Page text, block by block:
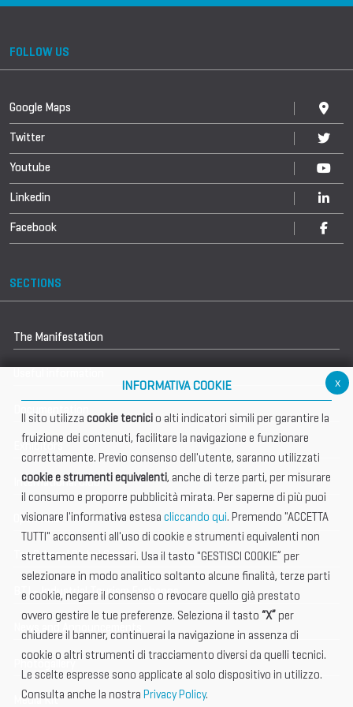
FOLLOW US
Google Maps
Twitter
Youtube
Linkedin
Facebook
SECTIONS
The Manifestation
Exhibitors
International Club
Open Hub
Tax & Legal Global Services
BTI - Industrial Tourism Exchange
News and Announcements
Photogallery
Media Kit
x
INFORMATIVA COOKIE
Il sito utilizza cookie tecnicio alti indicatori simili per garantire la
fruizione dei contenuti, facilitare la navigazione e funzionare
correttamente. Previo consenso dell'utente, saranno utilizzati
cookie e strumenti equivalenti, anche di terze parti, per misurare
il consumo e proporre pubblicità mirata. Per saperne di più puoi
visionare l'informativa estesa cliccando qui. Premendo "ACCETTA
TUTTI" acconsenti all'uso di cookie e strumenti equivalenti non
strettamente necessari. Usa il tasto "GESTISCI COOKIE” per
selezionare in modo analitico soltanto alcune finalità, terze parti
e cookie, negare il consenso o revocare quello già prestato
ovvero gestire le tue preferenze. Seleziona il tasto “X” per
chiudere il banner, continuerai la navigazione in assenza di
cookie o altri strumenti di tracciamento diversi da quelli tecnici.
Le scelte espresse sono applicate al solo dispositivo in utilizzo.
Consulta anche la nostra Privacy Policy.